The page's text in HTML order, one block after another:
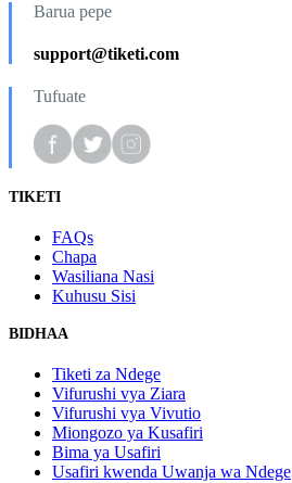
Barua pepe
support@tiketi.com
Tufuate
TIKETI
FAQs
Chapa
Wasiliana Nasi
Kuhusu Sisi
BIDHAA
Tiketi za Ndege
Vifurushi vya Ziara
Vifurushi vya Vivutio
Miongozo ya Kusafiri
Bima ya Usafiri
Usafiri kwenda Uwanja wa Ndege